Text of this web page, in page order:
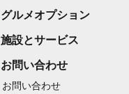
グルメオプション
施設とサービス
お問い合わせ
お問い合わせ